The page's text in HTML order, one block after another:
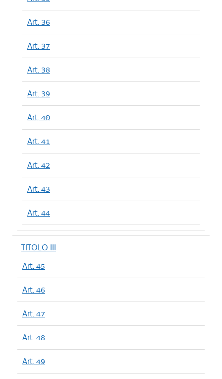
Art. 36
Art. 37
Art. 38
Art. 39
Art. 40
Art. 41
Art. 42
Art. 43
Art. 44
TITOLO III
Art. 45
Art. 46
Art. 47
Art. 48
Art. 49